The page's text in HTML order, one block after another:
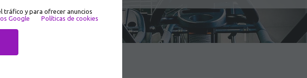
tráfico y para ofrecer anuncios
Google Políticas de cookies